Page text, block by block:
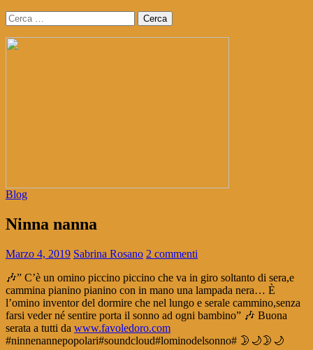
Ricerca
per:
Blog
Ninna nanna
Marzo 4, 2019 Sabrina Rosano 2 commenti
🎶” C’è un omino piccino piccino che va in giro soltanto di sera,e
cammina pianino pianino con in mano una lampada nera… È
l’omino inventor del dormire che nel lungo e serale cammino,senza
farsi veder né sentire porta il sonno ad ogni bambino” 🎶 Buona
serata a tutti da www.favoledoro.com
#ninnenannepopolari#soundcloud#lominodelsonno# 🌛🌙🌛🌙